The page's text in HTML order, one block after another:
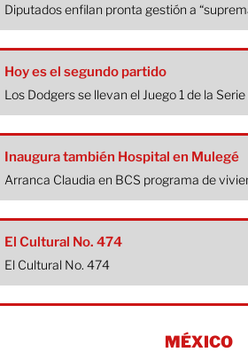
Diputados enfilan pronta gestión a
Hoy es el segundo partido
Los Dodgers se llevan el Juego 1 de la
Inaugura también Hospital en Mulegé
Arranca Claudia en BCS programa de
El Cultural No. 474
El Cultural No. 474
MÉXICO